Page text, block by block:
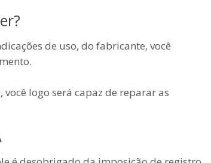
de uso, do fabricante, você
logo será capaz de reparar as